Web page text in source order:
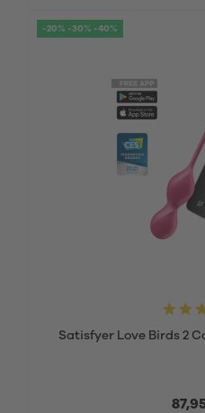
-20% -30% -40%
Satisfyer Love Birds 2